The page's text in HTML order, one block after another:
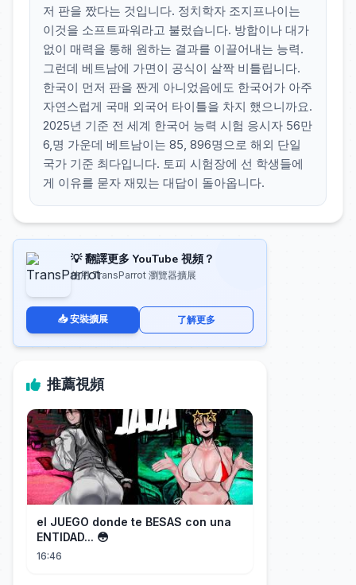
저 판을 짰다는 것입니다. 정치학자 조지프나이는
이것을 소프트파워라고 불렀습니다. 방합이나 대가
없이 매력을 통해 원하는 결과를 이끌어내는 능력.
그런데 베트남에 가면이 공식이 살짝 비틀립니다.
한국이 먼저 판을 짠게 아니었음에도 한국어가 아주
자연스럽게 국매 외국어 타이틀을 차지 했으니까요.
2025년 기준 전 세계 한국어 능력 시험 응시자 56만
6,명 가운데 베트남이는 85, 896명으로 해외 단일
국가 기준 최다입니다. 토피 시험장에 선 학생들에
게 이유를 묻자 재밌는 대답이 돌아옵니다.
💡 翻譯更多 YouTube 視頻？
使用 TransParrot 瀏覽器擴展
📥 安裝擴展 了解更多
推薦視頻
el JUEGO donde te BESAS con una
ENTIDAD... 😳
16:46